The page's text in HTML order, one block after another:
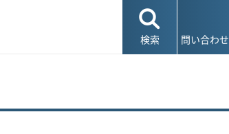
検索 問い合わせ